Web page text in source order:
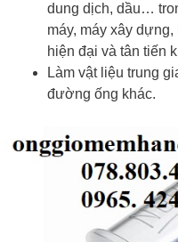
dung dịch, dầu…
máy, máy xây
hiện đại và tân tiến
Làm vật liệu trung
đường ống khác.